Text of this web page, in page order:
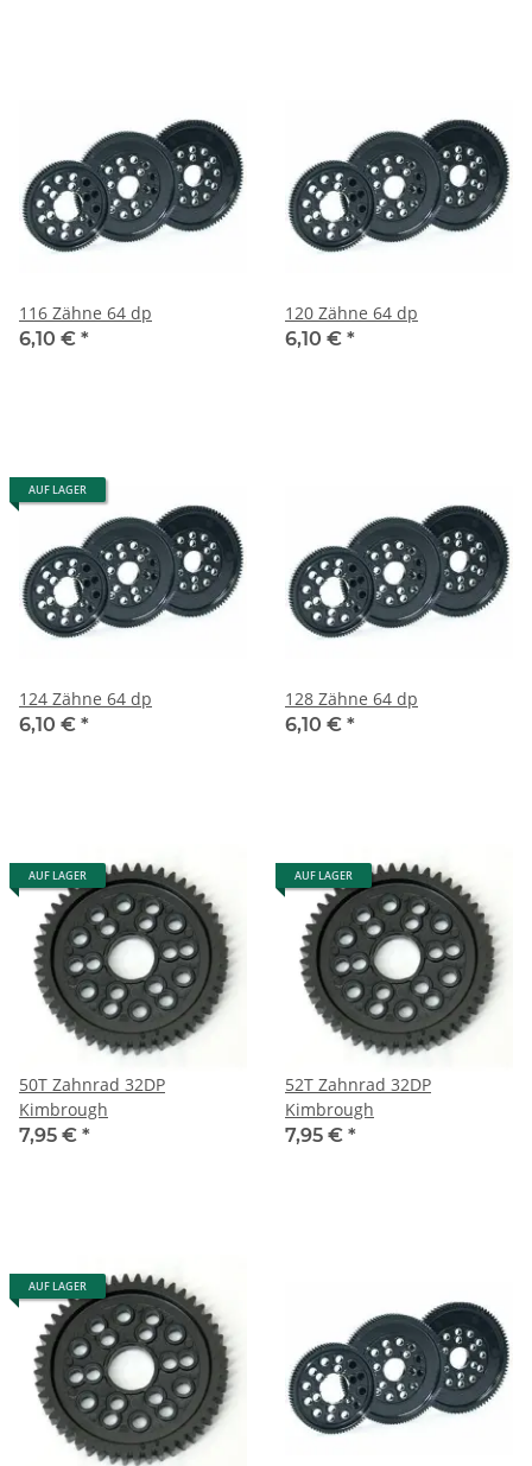
116 Zähne 64 dp
6,10 € *
120 Zähne 64 dp
6,10 € *
AUF LAGER
124 Zähne 64 dp
6,10 € *
128 Zähne 64 dp
6,10 € *
AUF LAGER
50T Zahnrad 32DP
Kimbrough
7,95 € *
AUF LAGER
52T Zahnrad 32DP
Kimbrough
7,95 € *
AUF LAGER